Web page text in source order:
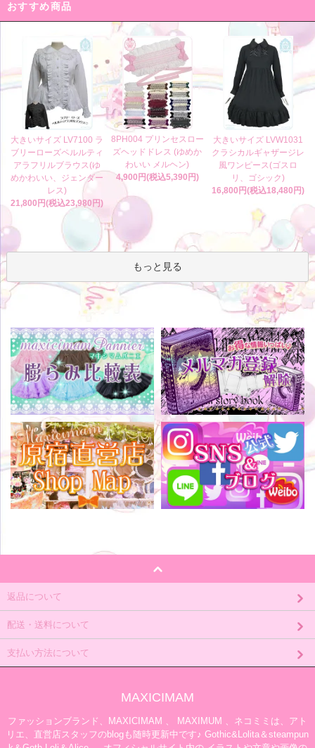
おすすめ商品
大きいサイズ LV7100 ラ
ブリーローズペルルティ
アラフリルブラウス(ゆ
めかわいい、ジェンダー
レス)
21,800円(税込23,980円)
8PH004 プリンセスロー
ズヘッドドレス (ゆめか
わいい メルヘン)
4,900円(税込5,390円)
大きいサイズ LVW1031
クラシカルギャザージレ
風ワンピース(ゴスロ
リ、ゴシック)
16,800円(税込18,480円)
もっと見る
返品について
配送・送料について
支払い方法について
MAXICIMAM
ファッションブランド、MAXICIMAM 、 MAXIMUM 、ネコミミは、アト
リエ、直営店スタッフのblogも随時更新中です♪ Gothic&Lolita＆steampun